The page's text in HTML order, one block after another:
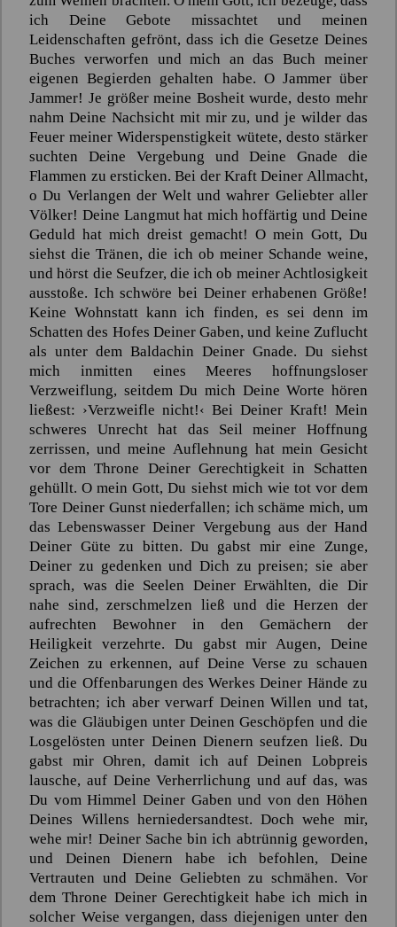
ich Deine Gebote missachtet und meinen
Leidenschaften gefrönt, dass ich die Gesetze Deines
Buches verworfen und mich an das Buch meiner
eigenen Begierden gehalten habe. O Jammer über
Jammer! Je größer meine Bosheit wurde, desto mehr
nahm Deine Nachsicht mit mir zu, und je wilder das
Feuer meiner Widerspenstigkeit wütete, desto stärker
suchten Deine Vergebung und Deine Gnade die
Flammen zu ersticken. Bei der Kraft Deiner Allmacht,
o Du Verlangen der Welt und wahrer Geliebter aller
Völker! Deine Langmut hat mich hoffärtig und Deine
Geduld hat mich dreist gemacht! O mein Gott, Du
siehst die Tränen, die ich ob meiner Schande weine,
und hörst die Seufzer, die ich ob meiner Achtlosigkeit
ausstoße. Ich schwöre bei Deiner erhabenen Größe!
Keine Wohnstatt kann ich finden, es sei denn im
Schatten des Hofes Deiner Gaben, und keine Zuflucht
als unter dem Baldachin Deiner Gnade. Du siehst
mich inmitten eines Meeres hoffnungsloser
Verzweiflung, seitdem Du mich Deine Worte hören
ließest: ›Verzweifle nicht!‹ Bei Deiner Kraft! Mein
schweres Unrecht hat das Seil meiner Hoffnung
zerrissen, und meine Auflehnung hat mein Gesicht
vor dem Throne Deiner Gerechtigkeit in Schatten
gehüllt. O mein Gott, Du siehst mich wie tot vor dem
Tore Deiner Gunst niederfallen; ich schäme mich, um
das Lebenswasser Deiner Vergebung aus der Hand
Deiner Güte zu bitten. Du gabst mir eine Zunge,
Deiner zu gedenken und Dich zu preisen; sie aber
sprach, was die Seelen Deiner Erwählten, die Dir
nahe sind, zerschmelzen ließ und die Herzen der
aufrechten Bewohner in den Gemächern der
Heiligkeit verzehrte. Du gabst mir Augen, Deine
Zeichen zu erkennen, auf Deine Verse zu schauen
und die Offenbarungen des Werkes Deiner Hände zu
betrachten; ich aber verwarf Deinen Willen und tat,
was die Gläubigen unter Deinen Geschöpfen und die
Losgelösten unter Deinen Dienern seufzen ließ. Du
gabst mir Ohren, damit ich auf Deinen Lobpreis
lausche, auf Deine Verherrlichung und auf das, was
Du vom Himmel Deiner Gaben und von den Höhen
Deines Willens herniedersandtest. Doch wehe mir,
wehe mir! Deiner Sache bin ich abtrünnig geworden,
und Deinen Dienern habe ich befohlen, Deine
Vertrauten und Deine Geliebten zu schmähen. Vor
dem Throne Deiner Gerechtigkeit habe ich mich in
solcher Weise vergangen, dass diejenigen unter den